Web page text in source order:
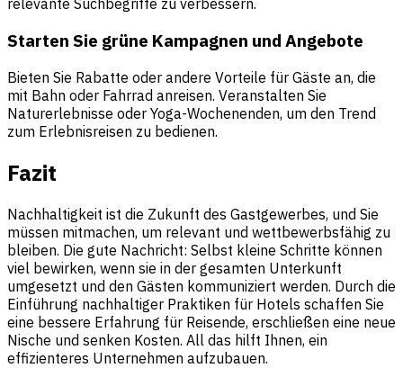
relevante Suchbegriffe zu verbessern.
Starten Sie grüne Kampagnen und Angebote
Bieten Sie Rabatte oder andere Vorteile für Gäste an, die
mit Bahn oder Fahrrad anreisen. Veranstalten Sie
Naturerlebnisse oder Yoga-Wochenenden, um den Trend
zum Erlebnisreisen zu bedienen.
Fazit
Nachhaltigkeit ist die Zukunft des Gastgewerbes, und Sie
müssen mitmachen, um relevant und wettbewerbsfähig zu
bleiben. Die gute Nachricht: Selbst kleine Schritte können
viel bewirken, wenn sie in der gesamten Unterkunft
umgesetzt und den Gästen kommuniziert werden. Durch die
Einführung nachhaltiger Praktiken für Hotels schaffen Sie
eine bessere Erfahrung für Reisende, erschließen eine neue
Nische und senken Kosten. All das hilft Ihnen, ein
effizienteres Unternehmen aufzubauen.